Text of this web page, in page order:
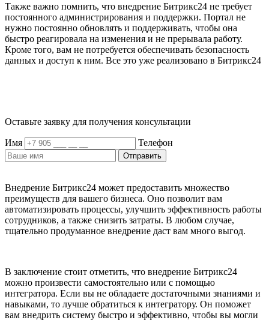
Также важно помнить, что внедрение Битрикс24 не требует
постоянного администрирования и поддержки. Портал не
нужно постоянно обновлять и поддерживать, чтобы она
быстро реагировала на изменения и не прерывала работу.
Кроме того, вам не потребуется обеспечивать безопасность
данных и доступ к ним. Все это уже реализовано в Битрикс24
Оставьте заявку для получения консультации
Имя Телефон
Отправить
Внедрение Битрикс24 может предоставить множество
преимуществ для вашего бизнеса. Оно позволит вам
автоматизировать процессы, улучшить эффективность работы
сотрудников, а также снизить затраты. В любом случае,
тщательно продуманное внедрение даст вам много выгод.
В заключение стоит отметить, что внедрение Битрикс24
можно произвести самостоятельно или с помощью
интегратора. Если вы не обладаете достаточными знаниями и
навыками, то лучше обратиться к интегратору. Он поможет
вам внедрить систему быстро и эффективно, чтобы вы могли